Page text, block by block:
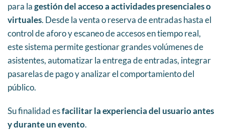
para lagestión del acceso a actividades presenciales o
virtuales. Desde la venta o reserva de entradas hasta el
control de aforo y escaneo de accesos en tiempo real,
este sistema permite gestionar grandes volúmenes de
asistentes, automatizar la entrega de entradas, integrar
pasarelas de pago y analizar el comportamiento del
público.
Su finalidad esfacilitar la experiencia del usuario antes
y durante un evento.